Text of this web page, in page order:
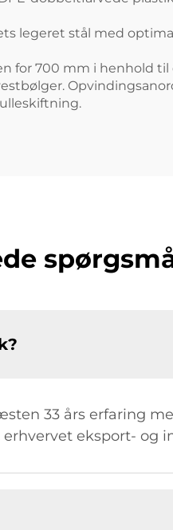
legeret stål med
700 mm i henhold
33 års erfaring
eksport- og